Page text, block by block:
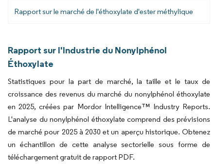
Rapport sur le marché de l'éthoxylate d'ester méthylique
Rapport sur l'Industrie du Nonylphénol
Éthoxylate
Statistiques pour la part de marché, la taille et le taux de
croissance des revenus du marché du nonylphénol éthoxylate
en 2025, créées par Mordor Intelligence™ Industry Reports.
L'analyse du nonylphénol éthoxylate comprend des prévisions
de marché pour 2025 à 2030 et un aperçu historique. Obtenez
un échantillon de cette analyse sectorielle sous forme de
téléchargement gratuit de rapport PDF.